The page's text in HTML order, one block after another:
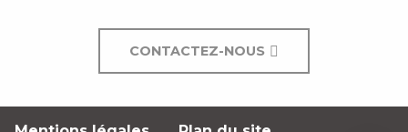
CONTACTEZ-NOUS